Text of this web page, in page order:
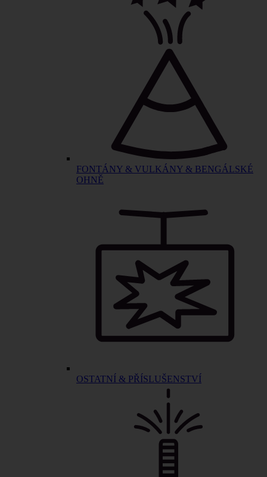
FONTÁNY & VULKÁNY & BENGÁLSKÉ
OHNĚ
OSTATNÍ & PŘÍSLUŠENSTVÍ